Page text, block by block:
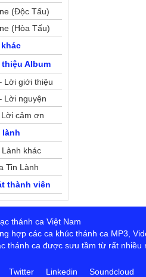
(Độc Tấu)
(Hòa Tấu)
Album
Lời giới thiệu
Lời nguyện
cảm ơn
lành
Lành khác
Tin Lành
thành viên
thánh ca Việt Nam
hợp các ca khúc thánh ca MP3,
thánh ca được sưu tầm từ rất nhiều
Twitter Linkedin Soundcloud